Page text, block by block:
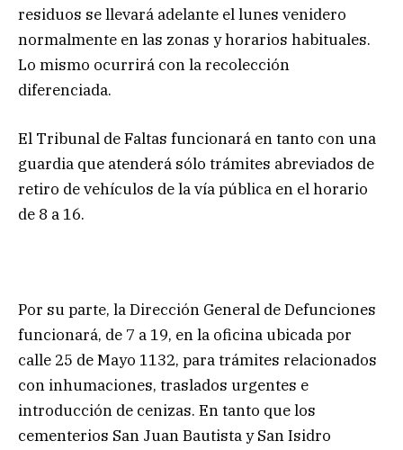
residuos se llevará adelante el lunes venidero
normalmente en las zonas y horarios habituales.
Lo mismo ocurrirá con la recolección
diferenciada.
El Tribunal de Faltas funcionará en tanto con una
guardia que atenderá sólo trámites abreviados de
retiro de vehículos de la vía pública en el horario
de 8 a 16.
Por su parte, la Dirección General de Defunciones
funcionará, de 7 a 19, en la oficina ubicada por
calle 25 de Mayo 1132, para trámites relacionados
con inhumaciones, traslados urgentes e
introducción de cenizas. En tanto que los
cementerios San Juan Bautista y San Isidro